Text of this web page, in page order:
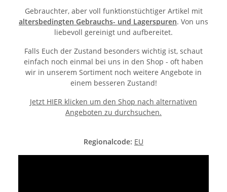
Gebrauchter, aber voll funktionstüchtiger Artikel mit
altersbedingten Gebrauchs- und Lagerspuren. Von uns
liebevoll gereinigt und aufbereitet.
Falls Euch der Zustand besonders wichtig ist, schaut
einfach noch einmal bei uns in den Shop - oft haben
wir in unserem Sortiment noch weitere Angebote in
einem besseren Zustand!
Jetzt HIER klicken um den Shop nach alternativen
Angeboten zu durchsuchen.
Regionalcode: EU